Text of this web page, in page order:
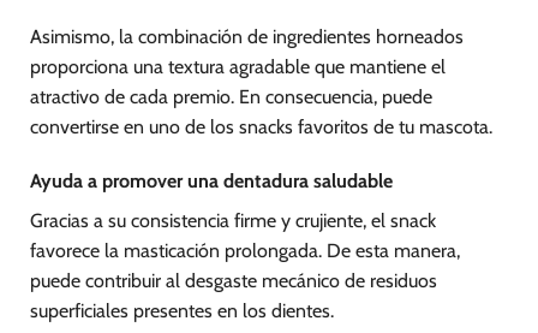
Asimismo, la combinación de ingredientes horneados
proporciona una textura agradable que mantiene el
atractivo de cada premio. En consecuencia, puede
convertirse en uno de los snacks favoritos de tu mascota.
Ayuda a promover una dentadura saludable
Gracias a su consistencia firme y crujiente, el snack
favorece la masticación prolongada. De esta manera,
puede contribuir al desgaste mecánico de residuos
superficiales presentes en los dientes.